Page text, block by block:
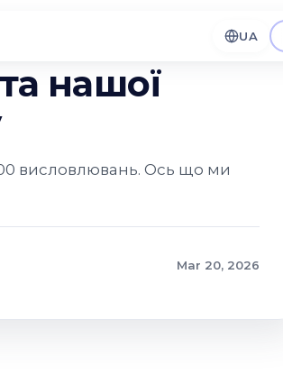
UA
нашої
висловлювань. Ось що ми
Mar 20, 2026